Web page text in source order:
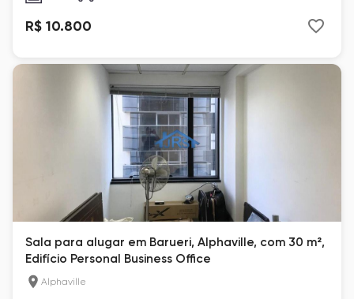
R$ 10.800
Sala para alugar em Barueri, Alphaville, com 30 m²,
Edifício Personal Business Office
Alphaville